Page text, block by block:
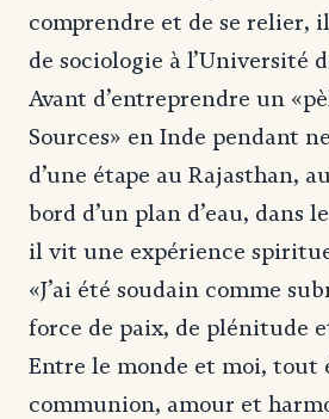
comprendre et de se relier,
de sociologie à l’Université
Avant d’entreprendre un
Sources» en Inde pendant
d’une étape au Rajasthan,
bord d’un plan d’eau, dans
il vit une expérience
«J’ai été soudain comme
force de paix, de plénitude
Entre le monde et moi, tout
communion, amour et